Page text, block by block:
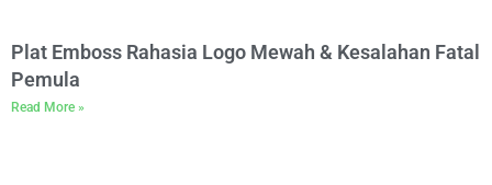
Plat Emboss Rahasia Logo Mewah & Kesalahan Fatal
Pemula
Read More »